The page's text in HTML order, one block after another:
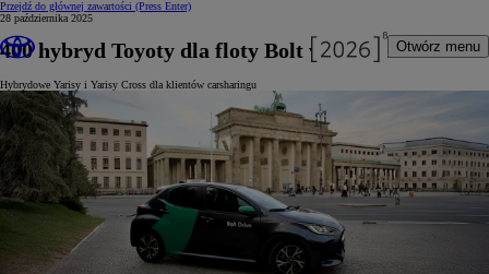
Przejdź do głównej zawartości (Press Enter)
Otwórz menu
28 października 2025
400 hybryd Toyoty dla floty Bolt w Niemczech
Hybrydowe Yarisy i Yarisy Cross dla klientów carsharingu